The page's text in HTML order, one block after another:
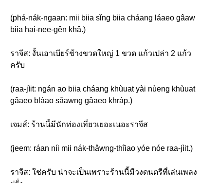
(phá-nák-ngaan: mii biia sǐng biia cháang láaeo gâaw
biia hai-nee-gên khâ.)
ราจีส: งั้นเอาเบียร์ช้างขวดใหญ่ 1 ขวด แก้วเปล่า 2 แก้ว
ครับ
(raa-jìit: ngán ao biia cháang khùuat yài nùeng khùuat
gâaeo blàao sǎawng gâaeo khráp.)
เจมส์: ร้านนี้มีนักท่องเที่ยวเยอะเนอะราจีส
(jeem: ráan níi mii nák-thâwng-thîiao yóe nóe raa-jìit.)
ราจีส: ใช่ครับ น่าจะเป็นเพราะร้านนี้มีวงดนตรีที่เล่นเพลง